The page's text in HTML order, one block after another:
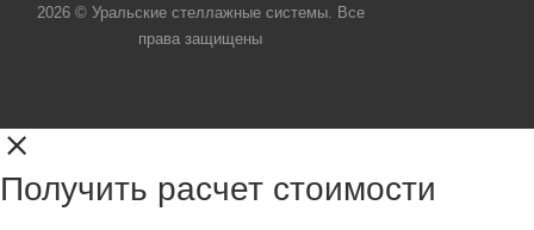
2026 © Уральские стеллажные системы. Все
права защищены
Получить расчет стоимости